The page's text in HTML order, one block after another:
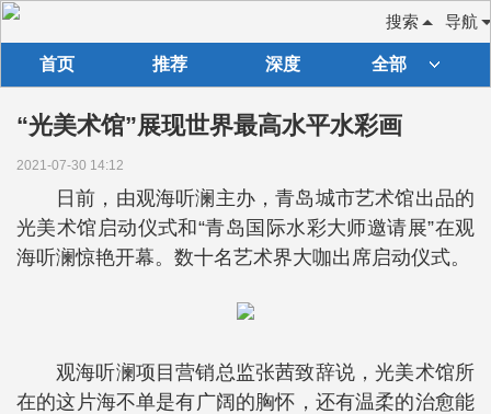
导航
搜索
首页 推荐 深度 全部
“光美术馆”展现世界最高水平水彩画
2021-07-30 14:12
日前，由观海听澜主办，青岛城市艺术馆出品的
光美术馆启动仪式和“青岛国际水彩大师邀请展”在观
海听澜惊艳开幕。数十名艺术界大咖出席启动仪式。
观海听澜项目营销总监张茜致辞说，光美术馆所
在的这片海不单是有广阔的胸怀，还有温柔的治愈能